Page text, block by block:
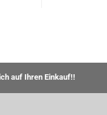
auf Ihren Einkauf!!